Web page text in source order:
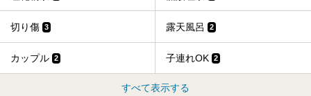
切り傷 3 露天風呂 2
カップル 2 子連れOK 2
すべて表示する